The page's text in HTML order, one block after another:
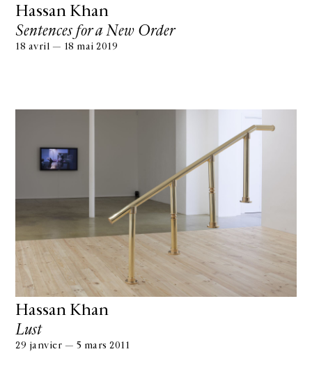
Hassan Khan
Sentences for a New Order
18 avril — 18 mai 2019
Hassan Khan
Lust
29 janvier — 5 mars 2011